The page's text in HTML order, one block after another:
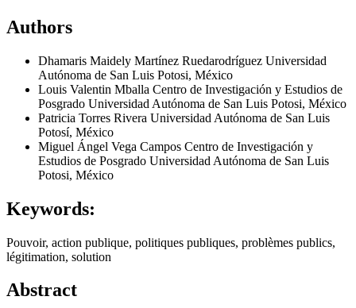
Authors
Dhamaris Maidely Martínez Ruedarodríguez Universidad
Autónoma de San Luis Potosi, México
Louis Valentin Mballa Centro de Investigación y Estudios de
Posgrado Universidad Autónoma de San Luis Potosi, México
Patricia Torres Rivera Universidad Autónoma de San Luis
Potosí, México
Miguel Ángel Vega Campos Centro de Investigación y
Estudios de Posgrado Universidad Autónoma de San Luis
Potosi, México
Keywords:
Pouvoir, action publique, politiques publiques, problèmes publics,
légitimation, solution
Abstract